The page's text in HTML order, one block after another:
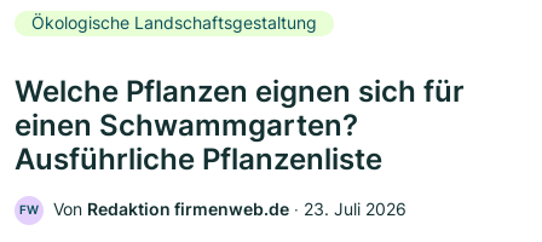
Ökologische Landschaftsgestaltung
Welche Pflanzen eignen sich für
einen Schwammgarten?
Ausführliche Pflanzenliste
FW Von Redaktion firmenweb.de ‧ 23. Juli 2026